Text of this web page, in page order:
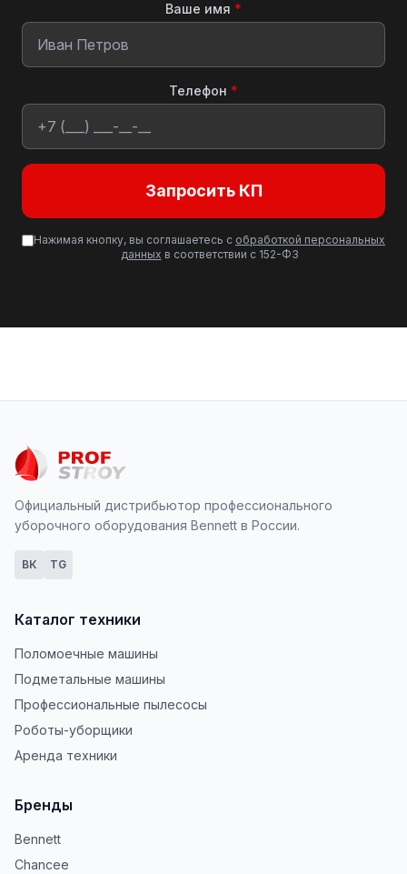
Ваше имя *
Телефон *
Запросить КП
Нажимая кнопку, вы соглашаетесь с обработкой персональных
данных в соответствии с 152-ФЗ
Официальный дистрибьютор профессионального
уборочного оборудования Bennett в России.
ВК TG
Каталог техники
Поломоечные машины
Подметальные машины
Профессиональные пылесосы
Роботы-уборщики
Аренда техники
Бренды
Bennett
Chancee